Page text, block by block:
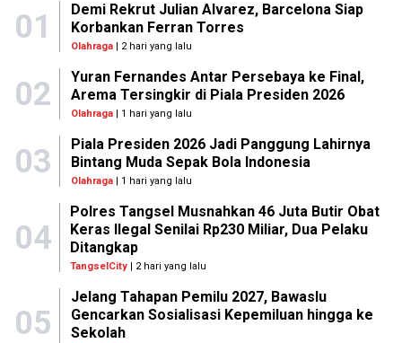
01
Demi Rekrut Julian Alvarez, Barcelona Siap
Korbankan Ferran Torres
Olahraga| 2 hari yang lalu
02
Yuran Fernandes Antar Persebaya ke Final,
Arema Tersingkir di Piala Presiden 2026
Olahraga| 1 hari yang lalu
03
Piala Presiden 2026 Jadi Panggung Lahirnya
Bintang Muda Sepak Bola Indonesia
Olahraga| 1 hari yang lalu
04
Polres Tangsel Musnahkan 46 Juta Butir Obat
Keras Ilegal Senilai Rp230 Miliar, Dua Pelaku
Ditangkap
TangselCity | 2 hari yang lalu
05
Jelang Tahapan Pemilu 2027, Bawaslu
Gencarkan Sosialisasi Kepemiluan hingga ke
Sekolah